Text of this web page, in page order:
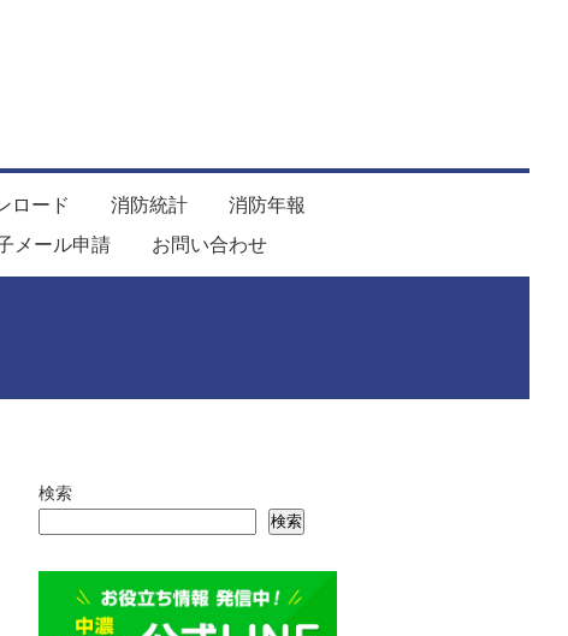
ロード 消防統計
消防年報
メール申請 お問い合わせ
検索
検索